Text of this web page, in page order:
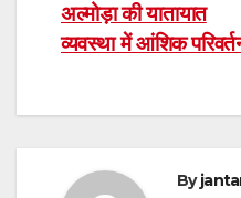
अल्मोड़ा की यातायात
व्यवस्था में आंशिक
By